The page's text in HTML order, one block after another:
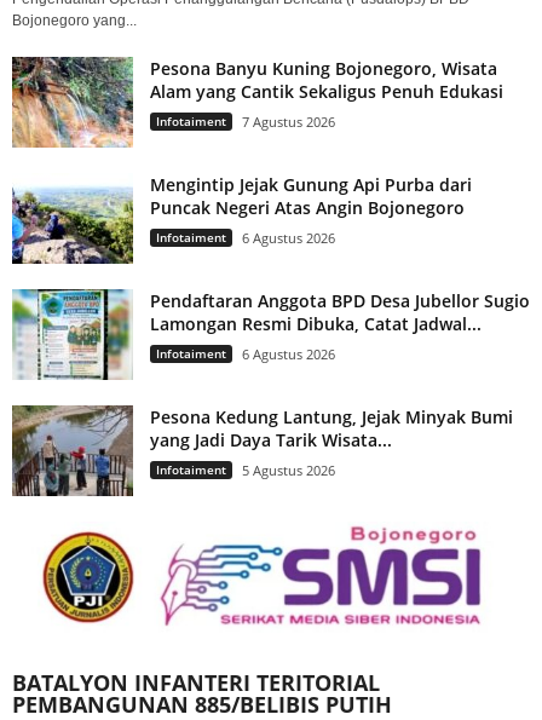
Bojonegoro yang...
Pesona Banyu Kuning Bojonegoro, Wisata
Alam yang Cantik Sekaligus Penuh Edukasi
Infotaiment 7 Agustus 2026
Mengintip Jejak Gunung Api Purba dari
Puncak Negeri Atas Angin Bojonegoro
Infotaiment 6 Agustus 2026
Pendaftaran Anggota BPD Desa Jubellor Sugio
Lamongan Resmi Dibuka, Catat Jadwal...
Infotaiment 6 Agustus 2026
Pesona Kedung Lantung, Jejak Minyak Bumi
yang Jadi Daya Tarik Wisata...
Infotaiment 5 Agustus 2026
BATALYON INFANTERI TERITORIAL
PEMBANGUNAN 885/BELIBIS PUTIH